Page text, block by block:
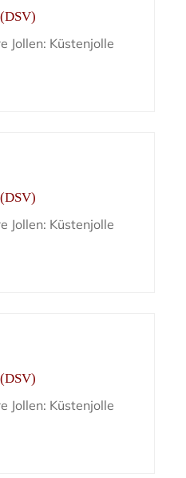
Jollen: Küstenjolle
Jollen: Küstenjolle
Jollen: Küstenjolle